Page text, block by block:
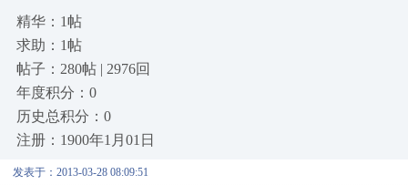
精华：1帖
求助：1帖
帖子：280帖 | 2976回
年度积分：0
历史总积分：0
注册：1900年1月01日
发表于：2013-03-28 08:09:51